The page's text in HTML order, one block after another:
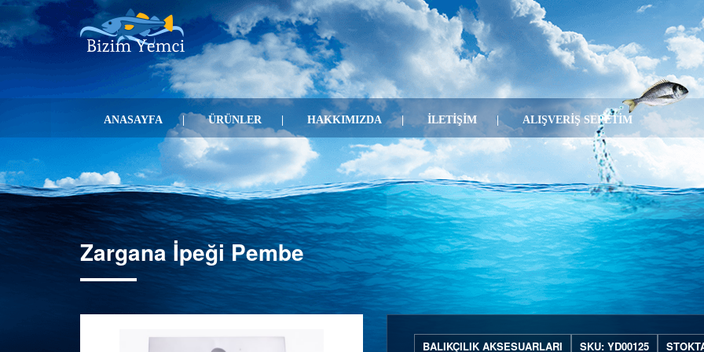
ANASAYFA ÜRÜNLER HAKKIMIZDA İLETİŞİM ALIŞVERİŞ SEPETİM
Zargana İpeği Pembe
BALIKÇILIK AKSESUARLARI SKU: YD00125